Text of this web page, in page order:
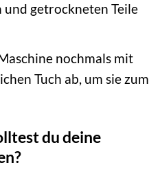
und getrockneten Teile
nochmals mit
Tuch ab, um sie zum
du deine